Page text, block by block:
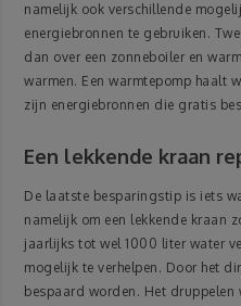
namelijk ook verschillende
energiebronnen te gebruiken.
dan over een zonneboiler en
warmen. Een warmtepomp haalt
zijn energiebronnen die gratis
Een lekkende kraan
De laatste besparingstip is iets
namelijk om een lekkende kraan
jaarlijks tot wel 1000 liter water
mogelijk te verhelpen. Door het
bespaard worden. Het